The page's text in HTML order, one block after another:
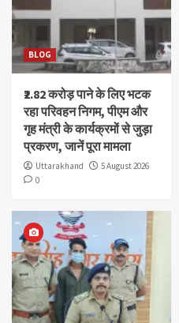
BLOG
₹2.82 करोड़ पाने के लिए भटक
रहा परिवहन निगम, पीएम और
गृह मंत्री के कार्यक्रमों से जुड़ा
प्रकरण, जानें पूरा मामला
Uttarakhand
5 August 2026
0